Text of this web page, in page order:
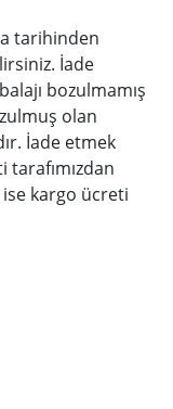
tarihinden
İade
bozulmamış
olan
İade etmek
tarafımızdan
kargo ücreti